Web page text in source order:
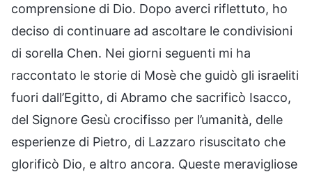
comprensione di Dio. Dopo averci riflettuto, ho
deciso di continuare ad ascoltare le condivisioni
di sorella Chen. Nei giorni seguenti mi ha
raccontato le storie di Mosè che guidò gli israeliti
fuori dall’Egitto, di Abramo che sacrificò Isacco,
del Signore Gesù crocifisso per l’umanità, delle
esperienze di Pietro, di Lazzaro risuscitato che
glorificò Dio, e altro ancora. Queste meravigliose